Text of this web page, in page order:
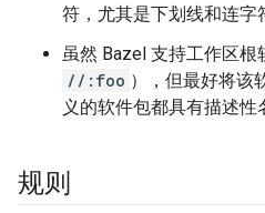
符，尤其是下划线和连字
虽然 Bazel 支持工作区根
//:foo ），但最好将该
义的软件包都具有描述性
规则